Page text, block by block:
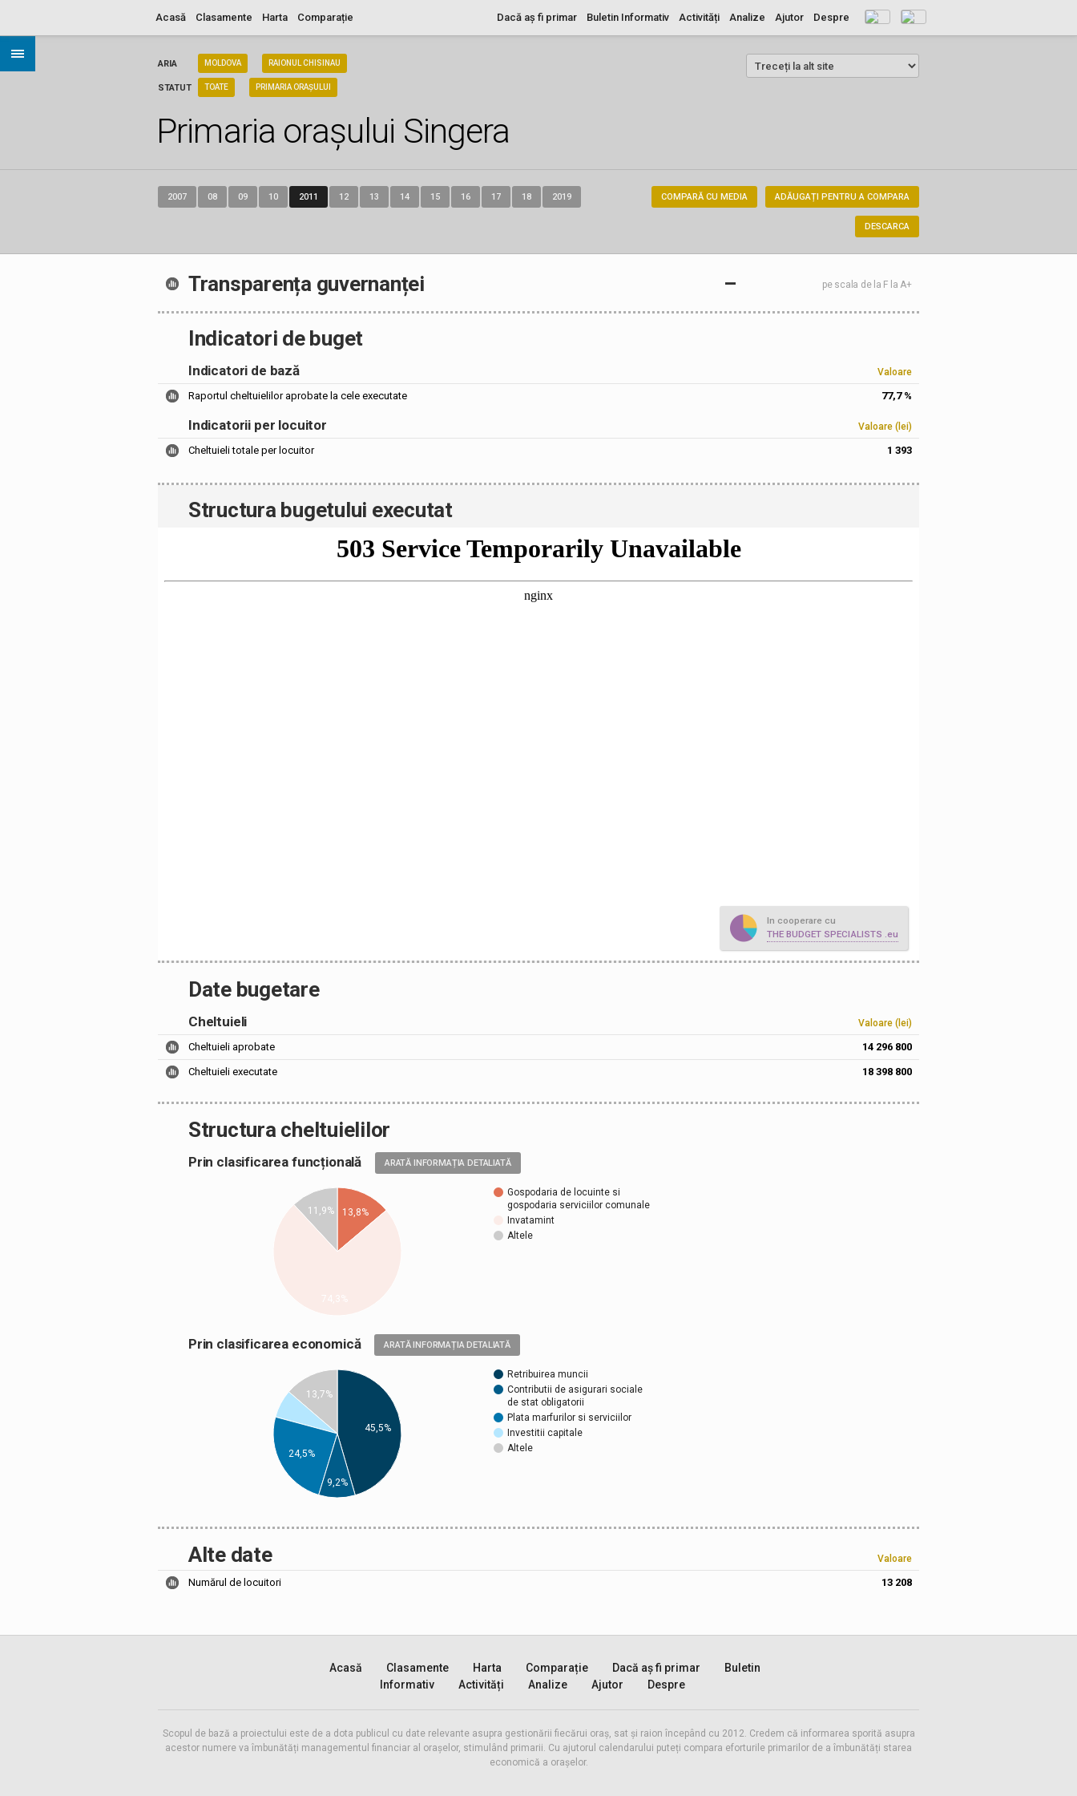
Acasă Despre
Clasamente Ajutor
Analize
Harta Activități
Buletin Informativ
Comparație Dacă aș fi primar
ARIA
STATUT
MOLDOVA RAIONUL CHISINAU
TOATE PRIMARIA ORAȘULUI
Primaria orașului Singera
2007 08 09 10 2011 12 13 14 15 16 17 18 2019 ADĂUGAȚI PENTRU A COMPARA
COMPARĂ CU MEDIA
DESCARCA
Transparența guvernanței – pe scala de la F la A+
Indicatori de buget
Indicatori de bază Valoare
Raportul cheltuielilor aprobate la cele executate 77,7 %
Indicatorii per locuitor Valoare (lei)
Cheltuieli totale per locuitor 1 393
Structura bugetului executat
In cooperare cu
THE BUDGET SPECIALISTS .eu
Date bugetare
Cheltuieli Valoare (lei)
Cheltuieli aprobate 14 296 800
Cheltuieli executate 18 398 800
Structura cheltuielilor
Prin clasificarea funcțională ARATĂ INFORMAȚIA DETALIATĂ
Gospodaria de locuinte si
gospodaria serviciilor comunale
Invatamint
Altele
13,8%
11,9%
Prin clasificarea economică ARATĂ INFORMAȚIA DETALIATĂ
Retribuirea muncii
Contributii de asigurari sociale
de stat obligatorii
Plata marfurilor si serviciilor
Investitii capitale
Altele
45,5%
13,7%
24,5%
9,2%
Alte date Valoare
Numărul de locuitori 13 208
Acasă Clasamente Harta Comparație Dacă aș fi primar
Buletin
Informativ
Activități Analize Ajutor Despre
Scopul de bază a proiectului este de a dota publicul cu date relevante asupra gestionării fiecărui oraș, sat și raion începând cu 2012. Credem că informarea sporită asupra
acestor numere va îmbunătăți managementul financiar al orașelor, stimulând primarii. Cu ajutorul calendarului puteți compara eforturile primarilor de a îmbunătăți starea
economică a orașelor.